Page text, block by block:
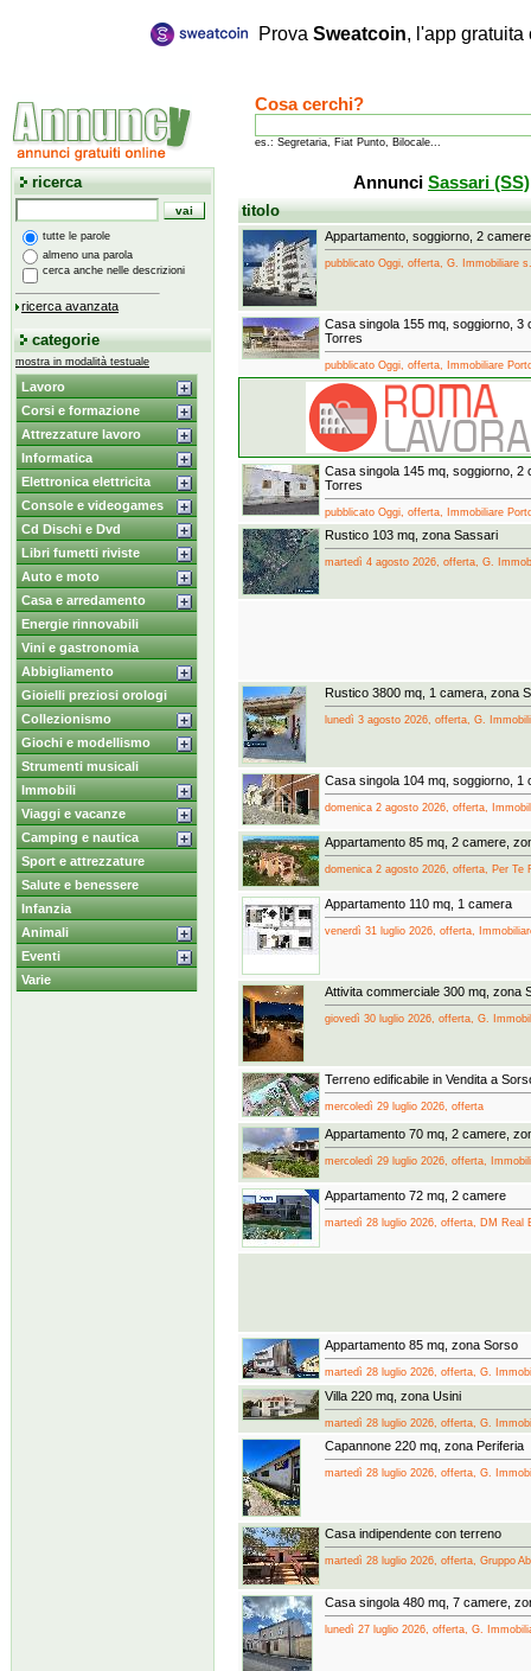
Prova Sweatcoin, l'app
Cosa cerchi?
es.: Segretaria, Fiat Punto, Bilocale...
ricerca
tutte le parole
almeno una parola
cerca anche nelle descrizioni
ricerca avanzata
categorie
mostra in modalità testuale
Lavoro
Corsi e formazione
Attrezzature lavoro
Informatica
Elettronica elettricita
Console e videogames
Cd Dischi e Dvd
Libri fumetti riviste
Auto e moto
Casa e arredamento
Energie rinnovabili
Vini e gastronomia
Abbigliamento
Gioielli preziosi orologi
Collezionismo
Giochi e modellismo
Strumenti musicali
Immobili
Viaggi e vacanze
Camping e nautica
Sport e attrezzature
Salute e benessere
Infanzia
Animali
Eventi
Varie
Annunci Sassari (SS)
titolo
Appartamento, soggiorno, 2
pubblicato Oggi, offerta, G. Immobiliare
Casa singola 155 mq, soggiorno, 3
Torres
pubblicato Oggi, offerta, Immobiliare
Casa singola 145 mq, soggiorno, 2
Torres
pubblicato Oggi, offerta, Immobiliare
Rustico 103 mq, zona Sassari
martedì 4 agosto 2026, offerta, G.
Rustico 3800 mq, 1 camera, zona
lunedì 3 agosto 2026, offerta, G.
Casa singola 104 mq, soggiorno, 1
domenica 2 agosto 2026, offerta,
Appartamento 85 mq, 2 camere,
domenica 2 agosto 2026, offerta, Per Te
Appartamento 110 mq, 1 camera
venerdì 31 luglio 2026, offerta,
Attivita commerciale 300 mq, zona
giovedì 30 luglio 2026, offerta, G.
Terreno edificabile in Vendita a
mercoledì 29 luglio 2026, offerta
Appartamento 70 mq, 2 camere,
mercoledì 29 luglio 2026, offerta,
Appartamento 72 mq, 2 camere
martedì 28 luglio 2026, offerta, DM Real
Appartamento 85 mq, zona Sorso
martedì 28 luglio 2026, offerta, G.
Villa 220 mq, zona Usini
martedì 28 luglio 2026, offerta, G.
Capannone 220 mq, zona Periferia
martedì 28 luglio 2026, offerta, G.
Casa indipendente con terreno
martedì 28 luglio 2026, offerta, Gruppo
Casa singola 480 mq, 7 camere,
lunedì 27 luglio 2026, offerta, G.